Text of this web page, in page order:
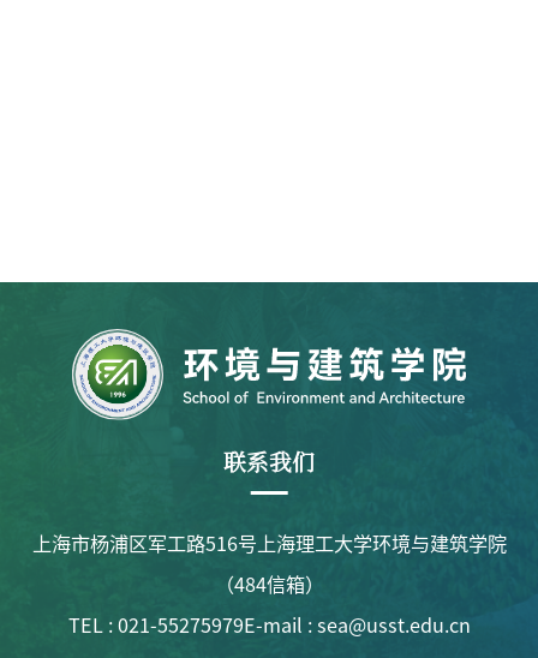
联系我们
上海市杨浦区军工路516号上海理工大学环境与建筑学院
（484信箱）
TEL : 021-55275979E-mail : sea@usst.edu.cn